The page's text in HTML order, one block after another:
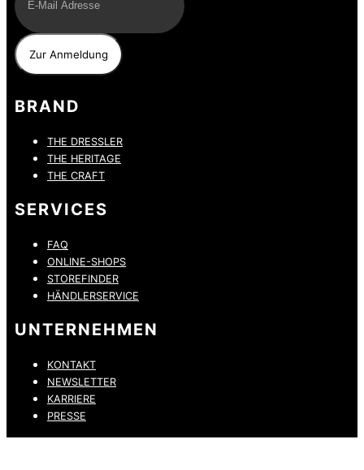
BRAND
THE DRESSLER
THE HERITAGE
THE CRAFT
SERVICES
FAQ
ONLINE-SHOPS
STOREFINDER
HÄNDLERSERVICE
UNTERNEHMEN
KONTAKT
NEWSLETTER
KARRIERE
PRESSE